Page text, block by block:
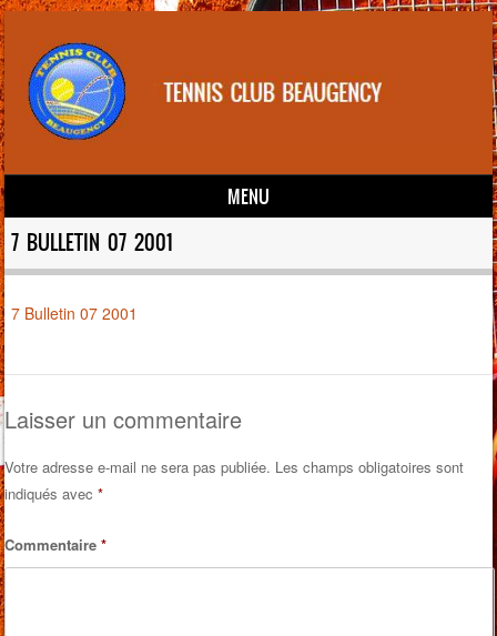
MENU
Skip to content
7 BULLETIN 07 2001
7 Bulletin 07 2001
Laisser un commentaire
Votre adresse e-mail ne sera pas publiée. Les champs obligatoires sont
indiqués avec*
Commentaire*